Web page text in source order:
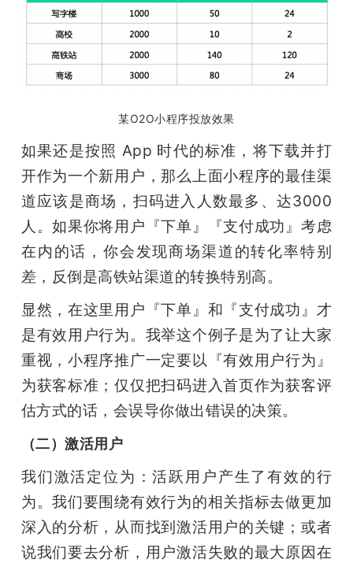
某O2O小程序投放效果
如果还是按照 App 时代的标准，将下载并打
开作为一个新用户，那么上面小程序的最佳渠
道应该是商场，扫码进入人数最多、达3000
人。如果你将用户『下单』『支付成功』考虑
在内的话，你会发现商场渠道的转化率特别
差，反倒是高铁站渠道的转换特别高。
显然，在这里用户『下单』和『支付成功』才
是有效用户行为。我举这个例子是为了让大家
重视，小程序推广一定要以『有效用户行为』
为获客标准；仅仅把扫码进入首页作为获客评
估方式的话，会误导你做出错误的决策。
（二）激活用户
我们激活定位为：活跃用户产生了有效的行
为。我们要围绕有效行为的相关指标去做更加
深入的分析，从而找到激活用户的关键；或者
说我们要去分析，用户激活失败的最大原因在